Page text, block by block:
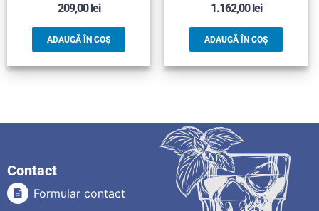
209,00lei
ADAUGĂ ÎN COȘ
1.162,00lei
ADAUGĂ ÎN COȘ
Contact
Formular contact